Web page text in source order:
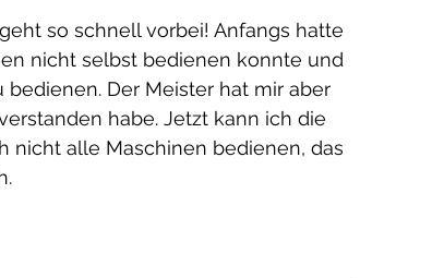
so schnell vorbei! Anfangs hatte
nicht selbst bedienen konnte und
Der Meister hat mir aber
habe. Jetzt kann ich die
nicht alle Maschinen bedienen, das